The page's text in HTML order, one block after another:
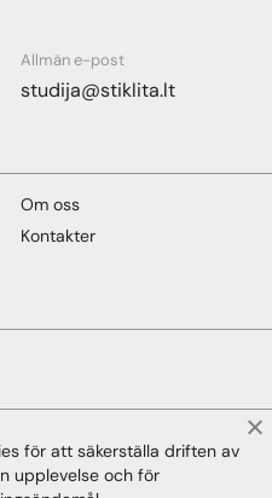
Allmän e-post
studija@stiklita.lt
Om oss
Kontakter
för att säkerställa driften av
upplevelse och för